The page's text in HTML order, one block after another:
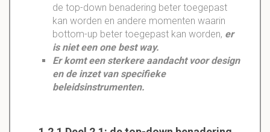
de top-down benadering beter toegepast
kan worden en andere momenten waarin
bottom-up beter toegepast kan worden, er
is niet een one best way.
Er komt een sterkere aandacht voor design
en de inzet van specifieke
beleidsinstrumenten.